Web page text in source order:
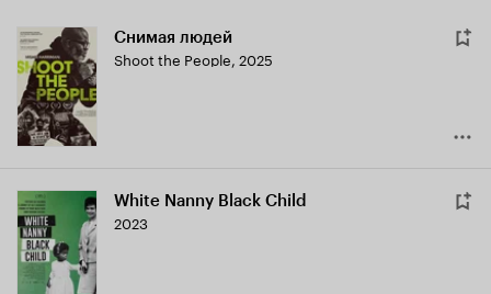
Снимая людей
Shoot the People, 2025
White Nanny Black Child
2023